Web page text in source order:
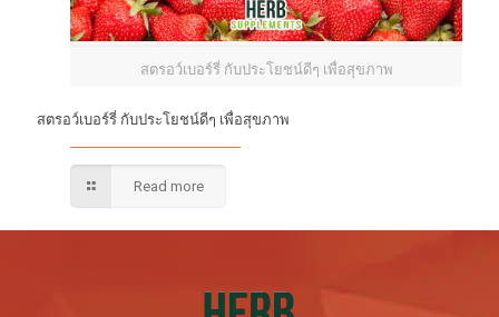
สตรอว์เบอร์รี่ กับประโยชน์ดีๆ เพื่อสุขภาพ
สตรอว์เบอร์รี่ กับประโยชน์ดีๆ เพื่อสุขภาพ
Read more